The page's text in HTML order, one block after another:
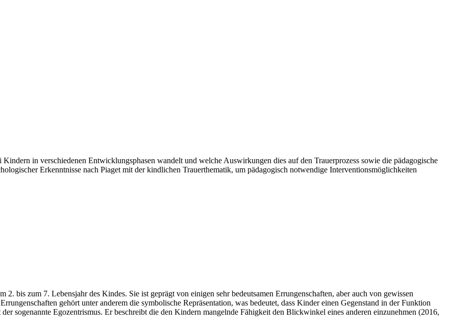
in verschiedenen Entwicklungsphasen wandelt und welche Auswirkungen dies auf den Trauerprozess sowie die pädagogische
Erkenntnisse nach Piaget mit der kindlichen Trauerthematik, um pädagogisch notwendige Interventionsmöglichkeiten
bis zum 7. Lebensjahr des Kindes. Sie ist geprägt von einigen sehr bedeutsamen Errungenschaften, aber auch von gewissen
gehört unter anderem die symbolische Repräsentation, was bedeutet, dass Kinder einen Gegenstand in der Funktion
sogenannte Egozentrismus. Er beschreibt die den Kindern mangelnde Fähigkeit den Blickwinkel eines anderen einzunehmen (2016,